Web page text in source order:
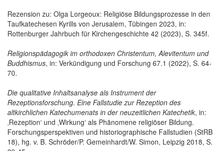
Rezension zu: Olga Lorgeoux: Religiöse Bildungsprozesse in den
Taufkatechesen Kyrills von Jerusalem, Tübingen 2023, in:
Rottenburger Jahrbuch für Kirchengeschichte 42 (2023), S. 345f.
Religionspädagogik im orthodoxen Christentum, Alevitentum und
Buddhismus, in: Verkündigung und Forschung 67.1 (2022), S. 64-
70.
Die qualitative Inhaltsanalyse als Instrument der
Rezeptionsforschung. Eine Fallstudie zur Rezeption des
altkirchlichen Katechumenats in der neuzeitlichen Katechetik, in:
‚Rezeption‘ und ‚Wirkung‘ als Phänomene religiöser Bildung.
Forschungsperspektiven und historiographische Fallstudien (StRB
18), hg. v. B. Schröder/P. Gemeinhardt/W. Simon, Leipzig 2018, S.